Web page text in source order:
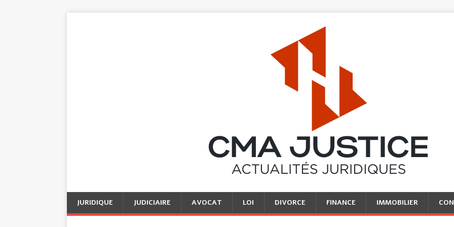
JURIDIQUE JUDICIAIRE AVOCAT LOI DIVORCE FINANCE IMMOBILIER